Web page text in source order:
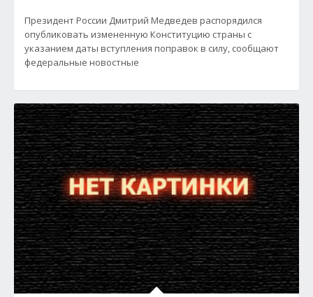
Президент России Дмитрий Медведев распорядился
опубликовать измененную Конституцию страны с
указанием даты вступления поправок в силу, сообщают
федеральные новостные